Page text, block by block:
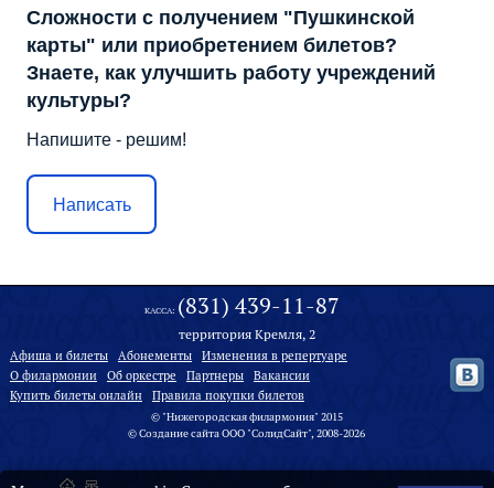
Сложности с получением "Пушкинской
карты" или приобретением билетов?
Знаете, как улучшить работу учреждений
культуры?
Напишите - решим!
Написать
КАССА: (831) 439-11-87
территория Кремля, 2
Афиша и билеты Абонементы
Изменения в репертуаре
О филармонии
Oб оркестре Партнеры
Вакансии
Купить билеты онлайн
Правила покупки билетов
© "Нижегородская филармония" 2015
©Создание сайтаООО "СолидСайт", 2008-2026